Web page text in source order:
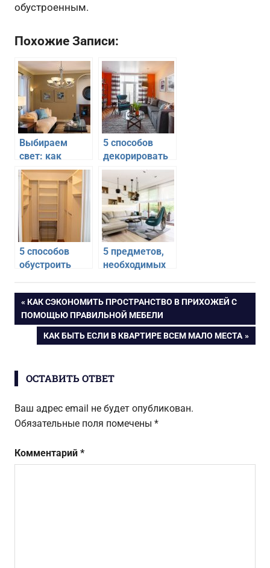
обустроенным.
Похожие Записи:
Выбираем
свет: как
добавить уюта
в гостиной с
помощью
освещения
5 способов
декорировать
маленькую
квартиру для
создания уюта
5 способов
обустроить
квартире
5 предметов,
необходимых
гостиной
Навигация
ПРЕДЫДУЩАЯ
ЗАПИСЬ:
КАК СЭКОНОМИТЬ ПРОСТРАНСТВО В ПРИХОЖЕЙ С
ПОМОЩЬЮ ПРАВИЛЬНОЙ МЕБЕЛИ
СЛЕДУЮЩАЯ
КАК БЫТЬ ЕСЛИ В КВАРТИРЕ ВСЕМ МАЛО МЕСТА
ОСТАВИТЬ ОТВЕТ
Ваш адрес email не будет опубликован.
Обязательные поля помечены *
Комментарий *